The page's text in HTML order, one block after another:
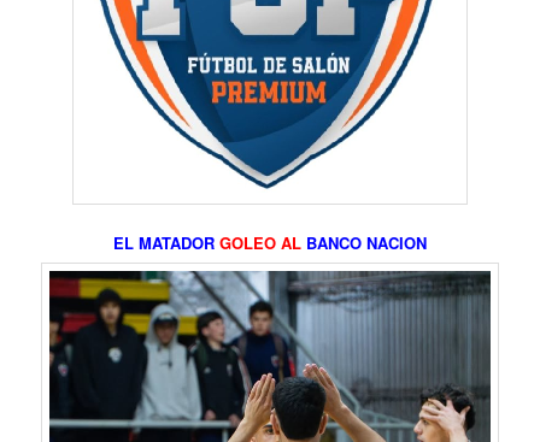
EL MATADOR GOLEO AL BANCO NACION